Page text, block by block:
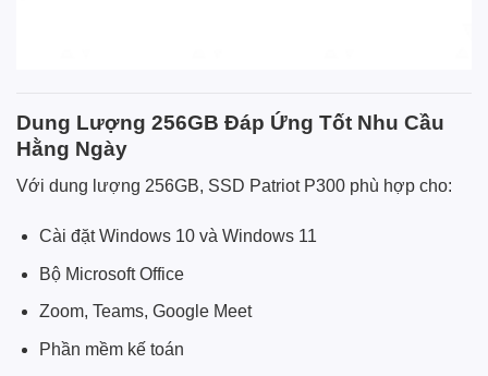
Dung Lượng 256GB Đáp Ứng Tốt Nhu Cầu
Hằng Ngày
Với dung lượng 256GB, SSD Patriot P300 phù hợp cho:
Cài đặt Windows 10 và Windows 11
Bộ Microsoft Office
Zoom, Teams, Google Meet
Phần mềm kế toán